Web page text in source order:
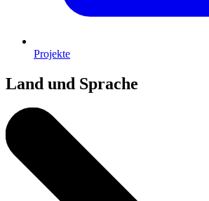
Projekte
Land und Sprache